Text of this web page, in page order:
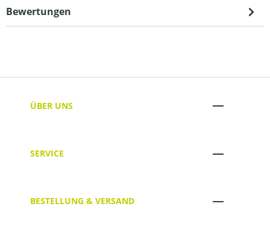
Bewertungen
ÜBER UNS
SERVICE
BESTELLUNG & VERSAND